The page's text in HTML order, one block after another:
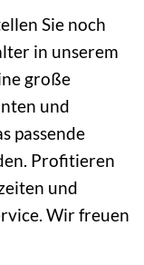
Sie noch
in unserem
große
und
passende
Profitieren
und
Wir freuen